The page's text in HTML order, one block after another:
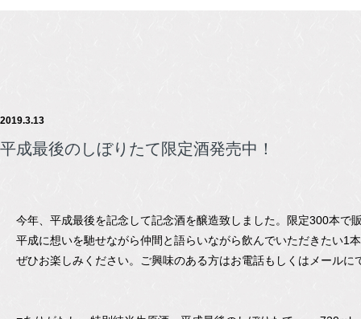
2019.3.13
平成最後のしぼりたて限定酒発売中！
今年、平成最後を記念して記念酒を醸造致しました。限定300本で
平成に想いを馳せながら仲間と語らいながら飲んでいただきたい1
ぜひお楽しみください。ご興味のある方はお電話もしくはメールに